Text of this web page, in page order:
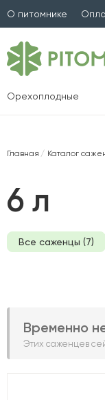
О питомнике
Орехоплодные
Главная Каталог
6 л
Все саженцы (7)
Временно
Этих саженцев